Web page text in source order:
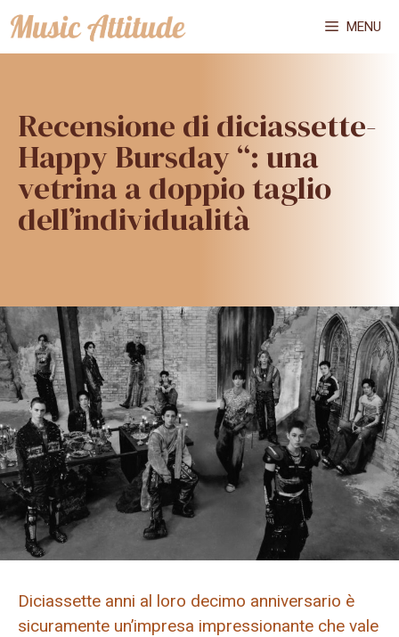
Vai
al
MENU
Recensione di diciassette-
Happy Bursday “: una
vetrina a doppio taglio
dell’individualità
Diciassette anni al loro decimo anniversario è
sicuramente un’impresa impressionante che vale